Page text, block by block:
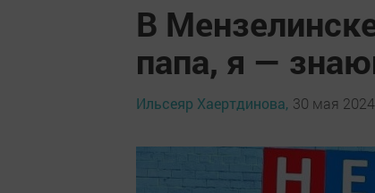
В
папа, я —
Ильсеяр Хаертдинова, 30 мая